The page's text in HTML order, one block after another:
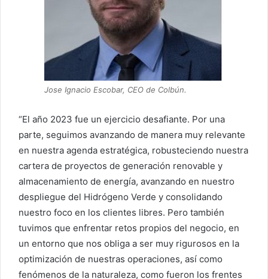
Jose Ignacio Escobar, CEO de Colbún.
“El año 2023 fue un ejercicio desafiante. Por una
parte, seguimos avanzando de manera muy relevante
en nuestra agenda estratégica, robusteciendo nuestra
cartera de proyectos de generación renovable y
almacenamiento de energía, avanzando en nuestro
despliegue del Hidrógeno Verde y consolidando
nuestro foco en los clientes libres. Pero también
tuvimos que enfrentar retos propios del negocio, en
un entorno que nos obliga a ser muy rigurosos en la
optimización de nuestras operaciones, así como
fenómenos de la naturaleza, como fueron los frentes